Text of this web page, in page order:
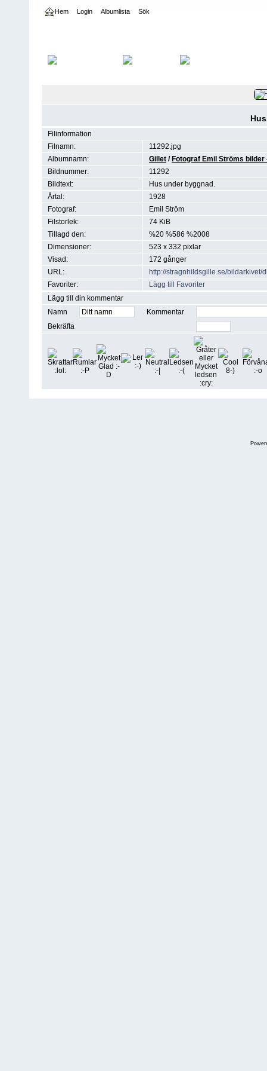
Hem Login Albumlista Sök
Filinformation
Filnamn:
11292.jpg
Albumnamn:
Gillet / Fotograf Emil Ströms
Bildnummer:
11292
Bildtext:
Hus under byggnad.
Årtal:
1928
Fotograf:
Emil Ström
Filstorlek:
74 KiB
Tillagd den:
%20 %586 %2008
Dimensioner:
523 x 332 pixlar
Visad:
172 gånger
URL:
http://stragnhildsgille.se/
Favoriter:
Lägg till Favoriter
Lägg till din kommentar
Namn
Kommentar
Bekräfta